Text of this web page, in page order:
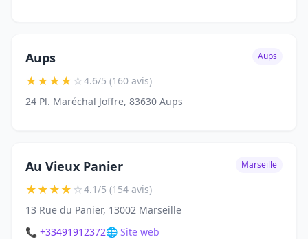
Aups Aups
★★★★☆4.6/5 (160 avis)
24 Pl. Maréchal Joffre, 83630 Aups
Au Vieux Panier Marseille
★★★★☆4.1/5 (154 avis)
13 Rue du Panier, 13002 Marseille
📞 +33491912372🌐 Site web